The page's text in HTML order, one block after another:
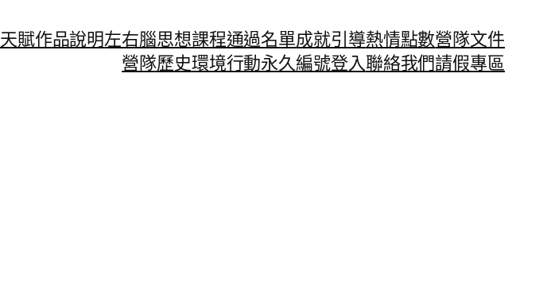
天賦作品說明左右腦思想課程通過名單成就引導熱情點數營隊文件
營隊歷史環境行動永久編號登入聯絡我們請假專區